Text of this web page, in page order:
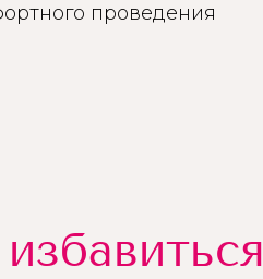
проведения